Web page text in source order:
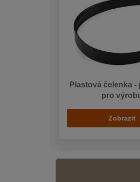
Plastová čelenka
pro
Zobrazit